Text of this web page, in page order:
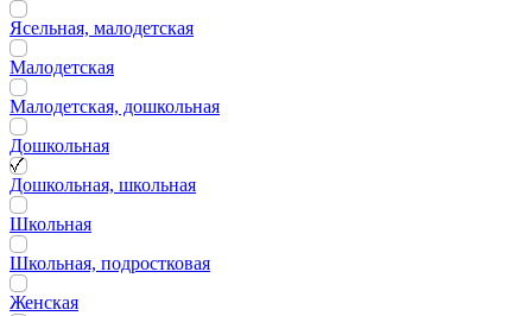
Ясельная, малодетская
Малодетская
Малодетская, дошкольная
Дошкольная
Дошкольная, школьная
Школьная
Школьная, подростковая
Женская